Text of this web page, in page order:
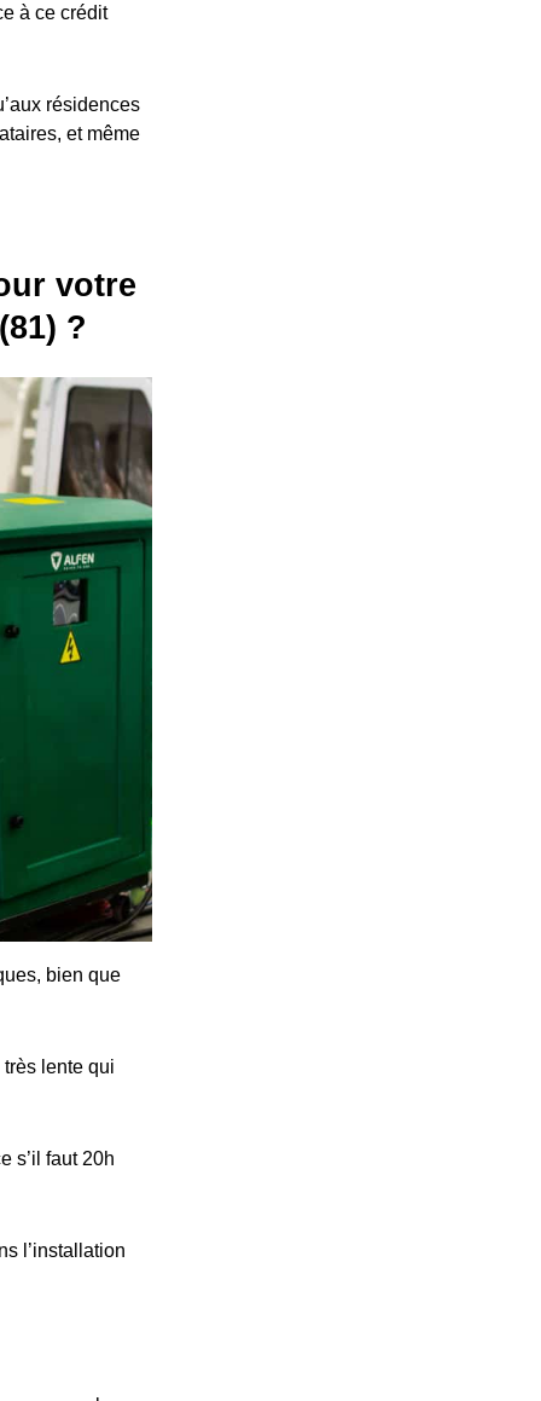
à ce crédit
résidences
et même
votre
?
bien que
très lente qui
s’il faut 20h
l’installation